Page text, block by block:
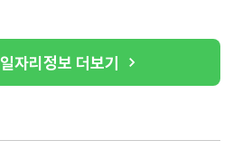
일자리정보 더보기